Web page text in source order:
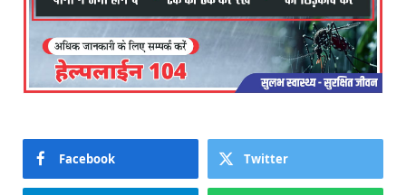
Facebook Twitter